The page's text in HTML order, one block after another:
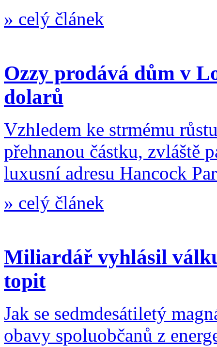
» celý článek
Ozzy prodává dům v
dolarů
Vzhledem ke strmému
přehnanou částku, zvláště
luxusní adresu Hancock
» celý článek
Miliardář vyhlásil
topit
Jak se sedmdesátiletý
obavy spoluobčanů z